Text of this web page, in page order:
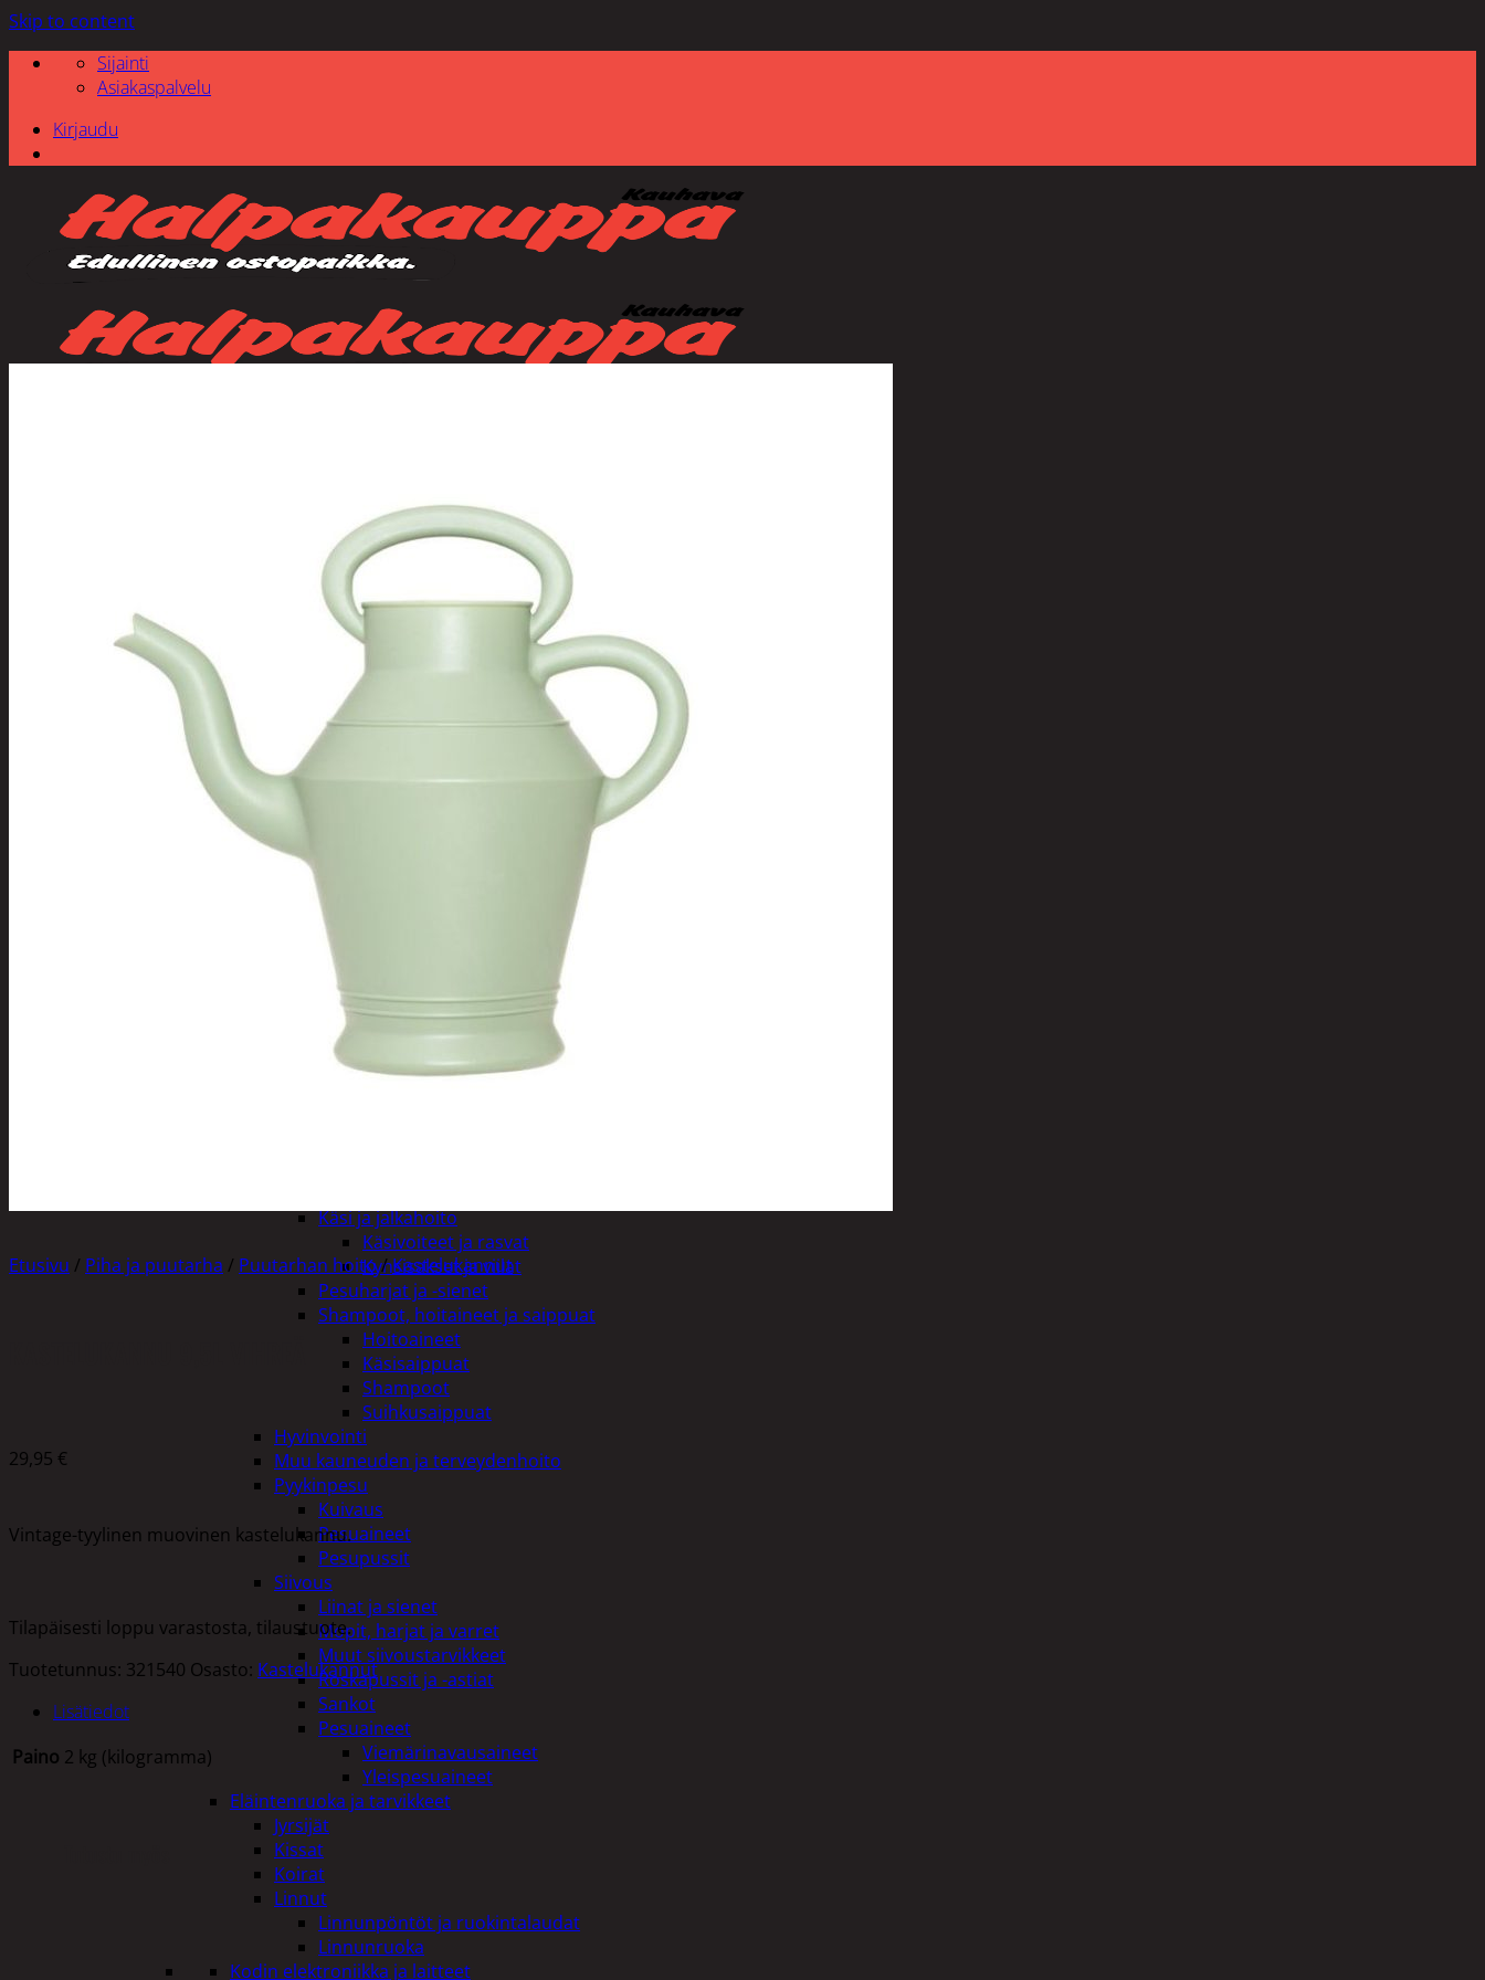
Skip to content
Sijainti
Asiakaspalvelu
Kirjaudu
Kausituotteet
Eläimet ja tontut
Valoketjut ja kuusenvalot
Kranssit ja asetelmat
Marjastus
Päivittäistavarat
Apuvälineet
Hengityssuojaimet ja desinfiointi
Henkilökohtainen hygienia
Deodorantit
Hiustenhoito
Hiusharjat ja muotoilutuotteet
Käsi ja jalkahoito
Käsivoiteet ja rasvat
Kynsisakset ja viilat
Pesuharjat ja -sienet
Shampoot, hoitaineet ja saippuat
Hoitoaineet
Käsisaippuat
Shampoot
Suihkusaippuat
Hyvinvointi
Muu kauneuden ja terveydenhoito
Pyykinpesu
Kuivaus
Pesuaineet
Pesupussit
Siivous
Liinat ja sienet
Mopit, harjat ja varret
Muut siivoustarvikkeet
Roskapussit ja -astiat
Sankot
Pesuaineet
Viemärinavausaineet
Yleispesuaineet
Eläintenruoka ja tarvikkeet
Jyrsijät
Kissat
Koirat
Linnut
Linnunpöntöt ja ruokintalaudat
Linnunruoka
Kodin elektroniikka ja laitteet
Etusivu / Piha ja puutarha / Puutarhan hoito/ Kastelukannut
29,95 €
Vintage-tyylinen muovinen kastelukannu.
Tilapäisesti loppu varastosta, tilaustuote.
Tuotetunnus: 321540 Osasto: Kastelukannut
Lisätiedot
Paino 2 kg (kilogramma)